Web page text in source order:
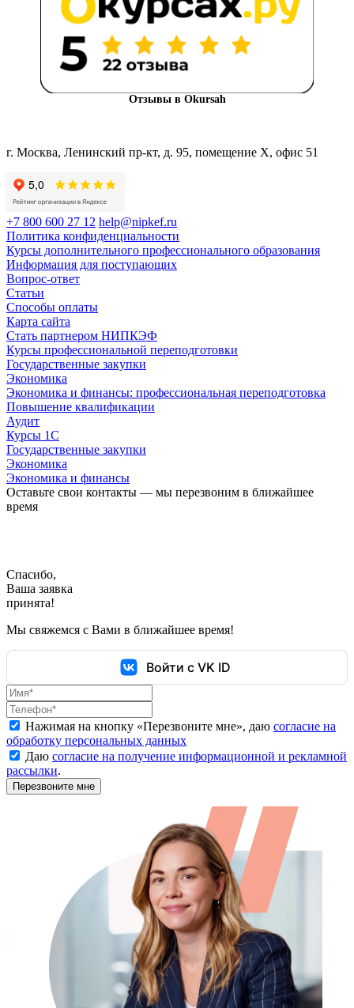
Отзывы в Okursah
г. Москва, Ленинский пр-кт, д. 95, помещение Х, офис 51
+7 800 600 27 12 help@nipkef.ru
Политика конфиденциальности
Курсы дополнительного профессионального образования
Информация для поступающих
Вопрос-ответ
Статьи
Способы оплаты
Карта сайта
Стать партнером НИПКЭФ
Курсы профессиональной переподготовки
Государственные закупки
Экономика
Экономика и финансы: профессиональная переподготовка
Повышение квалификации
Аудит
Курсы 1С
Государственные закупки
Экономика
Экономика и финансы
Оставьте свои контакты — мы перезвоним в ближайшее
время
Спасибо,
Ваша заявка
принята!
Мы свяжемся с Вами в ближайшее время!
Войти с VK ID
Нажимая на кнопку «Перезвоните мне», даю согласие на
обработку персональных данных
Даю согласие на получение информационной и рекламной
рассылки.